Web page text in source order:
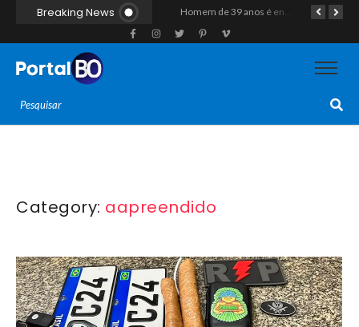
Breaking News Homem de 39 anos é encontrado morto a tiros ao lado de motocicleta às margens da BR-226 em Janduís
Category: aapreendido